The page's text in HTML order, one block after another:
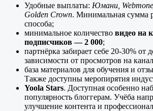
Удобные выплаты: Юмани,
Golden Crown. Минимальная сумма
способа;
минимальное количество видео на
подписчиков — 2 000;
партнёрка забирает себе 20-30% от
зависимости от просмотров на
база материалов для обучения и
Также доступны меропирятия
Yoola Stars. Доступная особенно
популярность блоггерам. Учёба
улучшение контента и